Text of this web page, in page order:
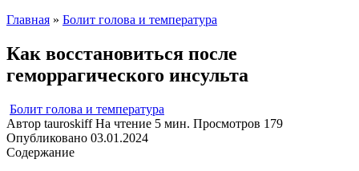
Главная » Болит голова и температура
Как восстановиться после
геморрагического инсульта
Болит голова и температура
Автор tauroskiff На чтение 5 мин. Просмотров 179
Опубликовано 03.01.2024
Содержание